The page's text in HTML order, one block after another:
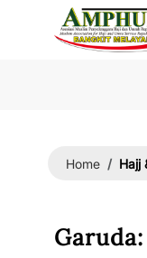
Home Hajj